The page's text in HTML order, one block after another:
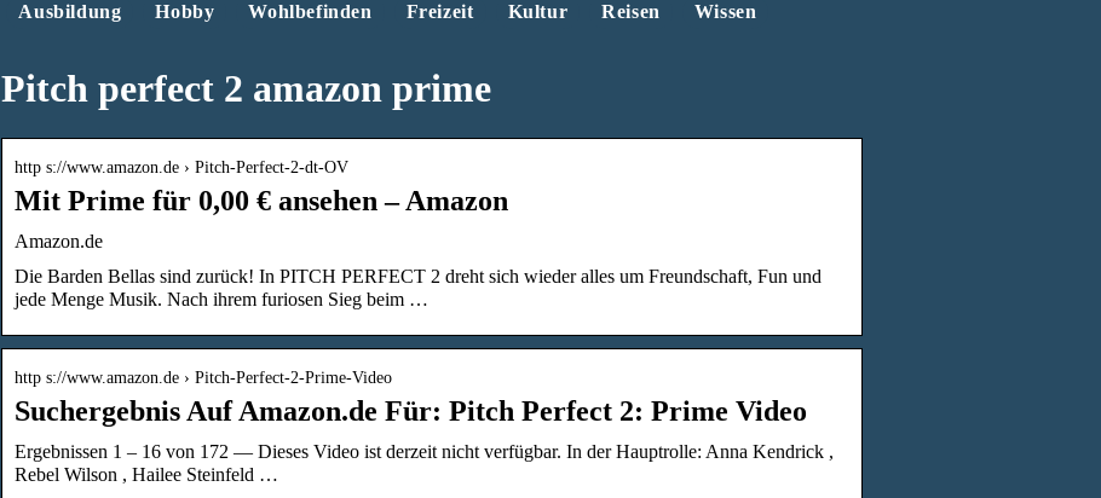
Ausbildung Hobby Wohlbefinden Freizeit Kultur Reisen Wissen
Pitch perfect 2 amazon prime
http s://www.amazon.de › Pitch-Perfect-2-dt-OV
Mit Prime für 0,00 € ansehen – Amazon
Amazon.de
Die Barden Bellas sind zurück! In PITCH PERFECT 2 dreht sich wieder alles um Freundschaft, Fun und
jede Menge Musik. Nach ihrem furiosen Sieg beim …
http s://www.amazon.de › Pitch-Perfect-2-Prime-Video
Suchergebnis Auf Amazon.de Für: Pitch Perfect 2: Prime Video
Ergebnissen 1 – 16 von 172 — Dieses Video ist derzeit nicht verfügbar. In der Hauptrolle: Anna Kendrick ,
Rebel Wilson , Hailee Steinfeld …